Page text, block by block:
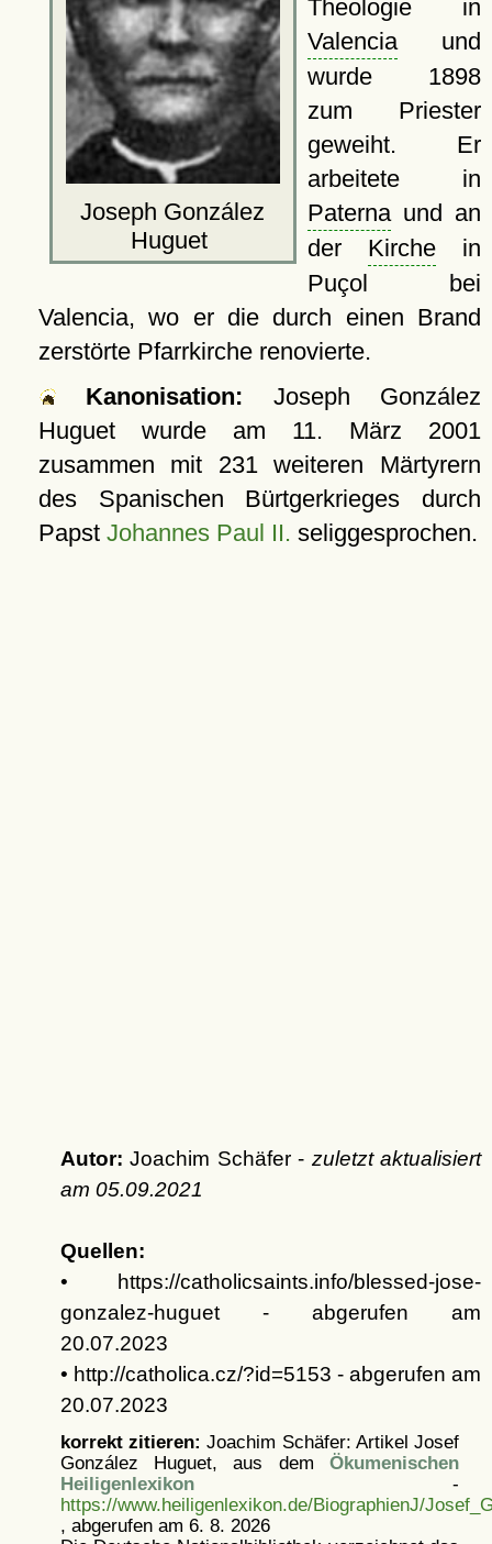
Joseph González
Huguet
Theologie in
Valenciaund
wurde 1898
zum Priester
geweiht. Er
arbeitete in
Paternaund an
der Kirchein
Puçol bei
Valencia, wo er die durch einen Brand
zerstörte Pfarrkirche renovierte.
Kanonisation: Joseph González
Huguet wurde am 11. März 2001
zusammen mit 231 weiteren Märtyrern
des Spanischen Bürtgerkrieges durch
Papst Johannes Paul II. seliggesprochen.
Autor: Joachim Schäfer - zuletzt aktualisiert
am 05.09.2021
Quellen:
• https://catholicsaints.info/blessed-jose-
gonzalez-huguet - abgerufen am
20.07.2023
• http://catholica.cz/?id=5153 - abgerufen am
20.07.2023
korrekt zitieren: Joachim Schäfer: ArtikelJosef
González Huguet, aus dem Ökumenischen
Heiligenlexikon-
https://www.heiligenlexikon.de/BiographienJ/
, abgerufen am 6. 8. 2026